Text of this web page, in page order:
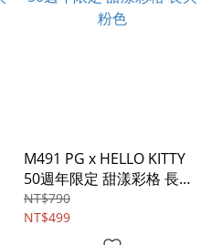
M491 PG x HELLO KITTY
50週年限定 甜漾彩格 長夾
粉色
NT$790
NT$499